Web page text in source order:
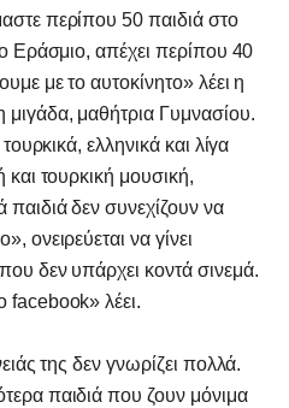
περίπου 50 παιδιά στο
Εράσμιο, απέχει περίπου 40
με το αυτοκίνητο» λέει η
μαθήτρια Γυμνασίου.
ελληνικά και λίγα
και τουρκική μουσική,
δεν συνεχίζουν να
ονειρεύεται να γίνει
δεν υπάρχει κοντά σινεμά.
λέει.
της δεν γνωρίζει πολλά.
παιδιά που ζουν μόνιμα